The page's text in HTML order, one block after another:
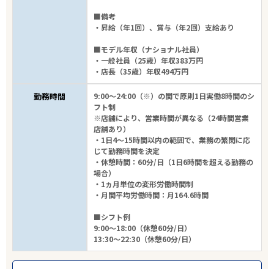
■備考
・昇給（年1回）、賞与（年2回）支給あり
■モデル年収（ナショナル社員）
・一般社員（25歳）年収383万円
・店長（35歳）年収494万円
勤務時間
9:00～24:00（※）の間で原則1日実働8時間のシ
フト制
※店舗により、営業時間が異なる（24時間営業
店舗あり）
・1日4～15時間以内の範囲で、業務の繁閑に応
じて勤務時間を決定
・休憩時間：60分/日（1日6時間を超える勤務の
場合）
・1ヵ月単位の変形労働時間制
・月間平均労働時間：月164.6時間
■シフト例
9:00～18:00（休憩60分/日）
13:30～22:30（休憩60分/日）